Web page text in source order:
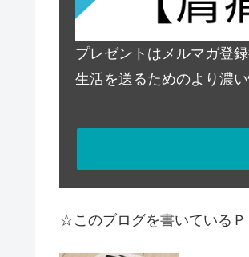
プレゼントはメルマガ登
生活を送るためのより濃
☆このブログを書いている